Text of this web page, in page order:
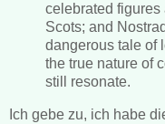
celebrated figures
Scots; and
dangerous tale of
the true nature of
still resonate.
Ich gebe zu, ich habe